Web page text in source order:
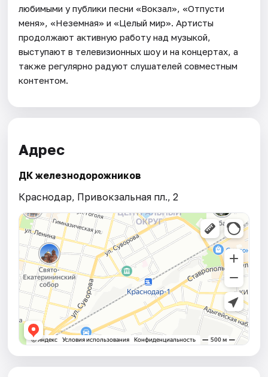
любимыми у публики песни «Вокзал», «Отпусти
меня», «Неземная» и «Целый мир». Артисты
продолжают активную работу над музыкой,
выступают в телевизионных шоу и на концертах, а
также регулярно радуют слушателей совместным
контентом.
Адрес
ДК железнодорожников
Краснодар, Привокзальная пл., 2